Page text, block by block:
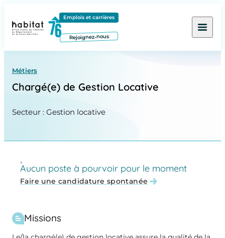
Emplois et carrières
Rejoignez-nous
Métiers
Chargé(e) de Gestion Locative
Secteur : Gestion locative
Missions
Aucun poste à pourvoir pour le moment
Faire une candidature spontanée